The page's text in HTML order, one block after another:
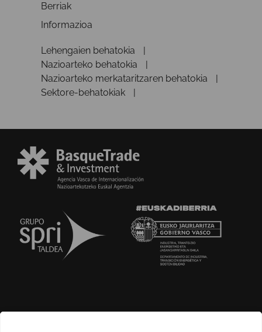
Berriak
Informazioa
Lehengaien behatokia
Nazioarteko behatokia
Nazioarteko merkataritzaren behatokia
Sektore-behatokiak